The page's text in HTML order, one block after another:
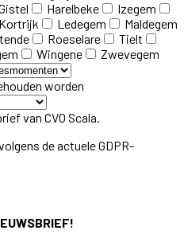
Harelbeke
Izegem
Kortrijk Ledegem
Maldegem
Roeselare
Tielt
Wingene
Zwevegem
worden
van CVO Scala.
de actuele GDPR-